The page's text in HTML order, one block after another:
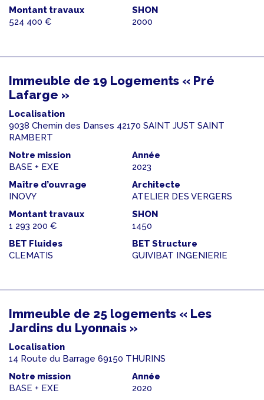
Montant travaux
524 400 €
SHON
2000
Immeuble de 19 Logements « Pré
Lafarge »
Localisation
9038 Chemin des Danses 42170 SAINT JUST SAINT
RAMBERT
Notre mission
BASE + EXE
Année
2023
Maître d’ouvrage
INOVY
Architecte
ATELIER DES VERGERS
Montant travaux
1 293 200 €
SHON
1450
BET Fluides
CLEMATIS
BET Structure
GUIVIBAT INGENIERIE
Immeuble de 25 logements « Les
Jardins du Lyonnais »
Localisation
14 Route du Barrage 69150 THURINS
Notre mission
BASE + EXE
Année
2020